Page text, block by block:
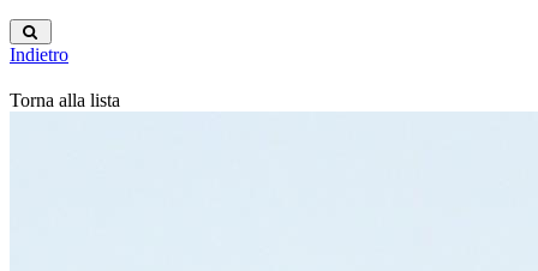
Indietro
Torna alla lista